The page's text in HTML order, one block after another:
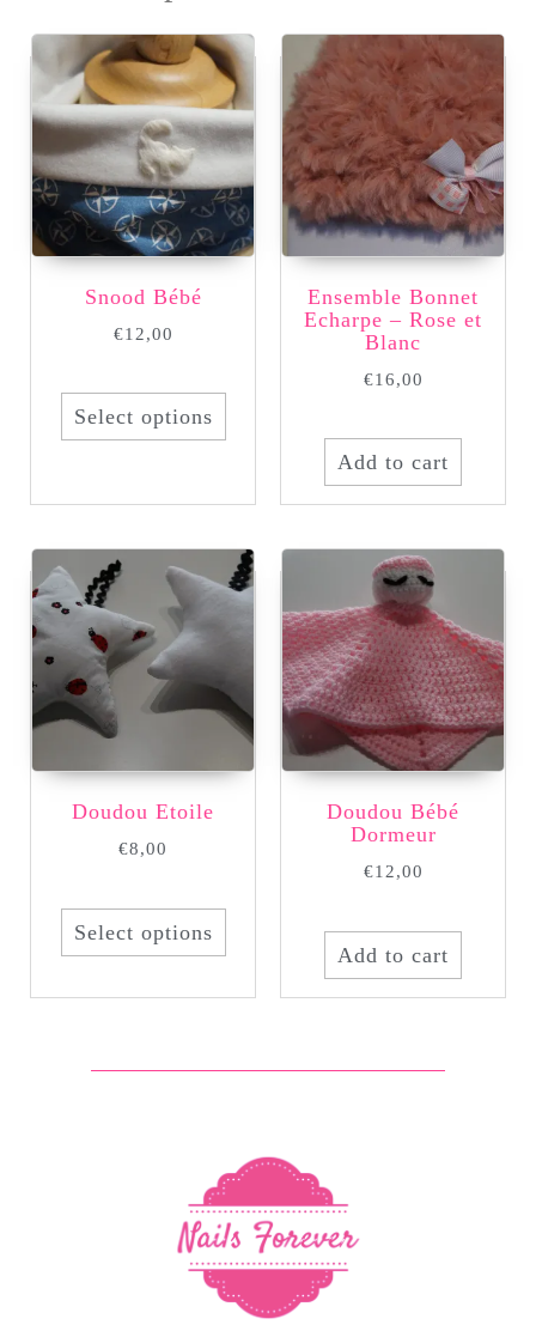
Snood Bébé
€12,00
Select options
Ensemble Bonnet
Echarpe – Rose et
Blanc
€16,00
Add to cart
Doudou Etoile
€8,00
Select options
Doudou Bébé
Dormeur
€12,00
Add to cart